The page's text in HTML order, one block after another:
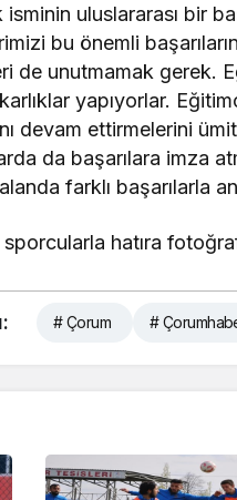
uluslararası bir
bu önemli
de unutmamak gerek.
yapıyorlar.
devam ettirmelerini
da başarılara imza
farklı başarılarla
hatıra
# Çorum #